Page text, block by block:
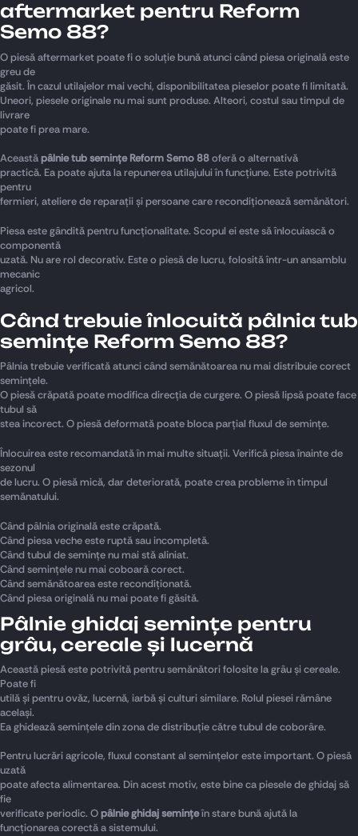
aftermarket pentru Reform
Semo 88?
O piesă aftermarket poate fi o soluție bună atunci când piesa originală este
greu de
găsit. În cazul utilajelor mai vechi, disponibilitatea pieselor poate fi limitată.
Uneori, piesele originale nu mai sunt produse. Alteori, costul sau timpul de
livrare
poate fi prea mare.
Aceastăpâlnie tub semințe Reform Semo 88oferă o alternativă
practică. Ea poate ajuta la repunerea utilajului în funcțiune. Este potrivită
pentru
fermieri, ateliere de reparații și persoane care recondiționează semănători.
Piesa este gândită pentru funcționalitate. Scopul ei este să înlocuiască o
componentă
uzată. Nu are rol decorativ. Este o piesă de lucru, folosită într-un ansamblu
mecanic
agricol.
Când trebuie înlocuită pâlnia tub
semințe Reform Semo 88?
Pâlnia trebuie verificată atunci când semănătoarea nu mai distribuie corect
semințele.
O piesă crăpată poate modifica direcția de curgere. O piesă lipsă poate face
tubul să
stea incorect. O piesă deformată poate bloca parțial fluxul de semințe.
Înlocuirea este recomandată în mai multe situații. Verifică piesa înainte de
sezonul
de lucru. O piesă mică, dar deteriorată, poate crea probleme în timpul
semănatului.
Când pâlnia originală este crăpată.
Când piesa veche este ruptă sau incompletă.
Când tubul de semințe nu mai stă aliniat.
Când semințele nu mai coboară corect.
Când semănătoarea este recondiționată.
Când piesa originală nu mai poate fi găsită.
Pâlnie ghidaj semințe pentru
grâu, cereale și lucernă
Această piesă este potrivită pentru semănători folosite la grâu și cereale.
Poate fi
utilă și pentru ovăz, lucernă, iarbă și culturi similare. Rolul piesei rămâne
același.
Ea ghidează semințele din zona de distribuție către tubul de coborâre.
Pentru lucrări agricole, fluxul constant al semințelor este important. O piesă
uzată
poate afecta alimentarea. Din acest motiv, este bine ca piesele de ghidaj să
fie
verificate periodic. Opâlnie ghidaj semințeîn stare bună ajută la
funcționarea corectă a sistemului.